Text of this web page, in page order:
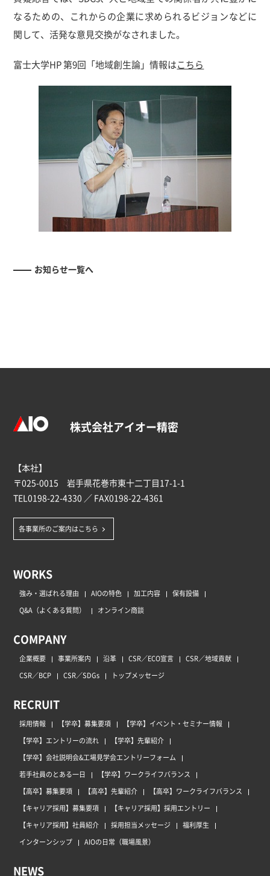
なるための、これからの企業に求められるビジョンなどに
関して、活発な意見交換がなされました。
富士大学HP 第9回「地域創生論」情報はこちら
お知らせ一覧へ
株式会社アイオー精密
【本社】
〒025-0015 岩手県花巻市東十二丁目17-1-1
TEL0198-22-4330 ／ FAX0198-22-4361
各事業所のご案内はこちら
WORKS
強み・選ばれる理由 AIOの特色 加工内容
保有設備
Q&A（よくある質問）
オンライン商談
COMPANY
企業概要 事業所案内 沿革 CSR／ECO宣言
CSR／地域貢献
CSR／BCP
CSR／SDGs トップメッセージ
RECRUIT
採用情報 【学卒】募集要項
【学卒】イベント・セミナー情報
【学卒】エントリーの流れ
【学卒】先輩紹介
【学卒】会社説明会&工場見学会エントリーフォーム
若手社員のとある一日
【学卒】ワークライフバランス
【高卒】募集要項
【高卒】先輩紹介
【高卒】ワークライフバランス
【キャリア採用】募集要項
【キャリア採用】採用エントリー
【キャリア採用】社員紹介
採用担当メッセージ
福利厚生
インターンシップ
AIOの日常（職場風景）
NEWS